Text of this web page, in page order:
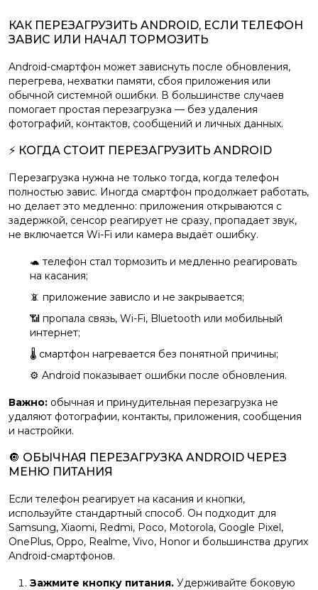
КАК ПЕРЕЗАГРУЗИТЬ ANDROID, ЕСЛИ ТЕЛЕФОН
ЗАВИС ИЛИ НАЧАЛ ТОРМОЗИТЬ
Android-смартфон может зависнуть после обновления,
перегрева, нехватки памяти, сбоя приложения или
обычной системной ошибки. В большинстве случаев
помогает простая перезагрузка — без удаления
фотографий, контактов, сообщений и личных данных.
⚡ КОГДА СТОИТ ПЕРЕЗАГРУЗИТЬ ANDROID
Перезагрузка нужна не только тогда, когда телефон
полностью завис. Иногда смартфон продолжает работать,
но делает это медленно: приложения открываются с
задержкой, сенсор реагирует не сразу, пропадает звук,
не включается Wi-Fi или камера выдаёт ошибку.
🐢 телефон стал тормозить и медленно реагировать
на касания;
📵 приложение зависло и не закрывается;
📶 пропала связь, Wi-Fi, Bluetooth или мобильный
интернет;
🌡️ смартфон нагревается без понятной причины;
⚙️ Android показывает ошибки после обновления.
Важно: обычная и принудительная перезагрузка не
удаляют фотографии, контакты, приложения, сообщения
и настройки.
🔘 ОБЫЧНАЯ ПЕРЕЗАГРУЗКА ANDROID ЧЕРЕЗ
МЕНЮ ПИТАНИЯ
Если телефон реагирует на касания и кнопки,
используйте стандартный способ. Он подходит для
Samsung, Xiaomi, Redmi, Poco, Motorola, Google Pixel,
OnePlus, Oppo, Realme, Vivo, Honor и большинства других
Android-смартфонов.
Зажмите кнопку питания. Удерживайте боковую